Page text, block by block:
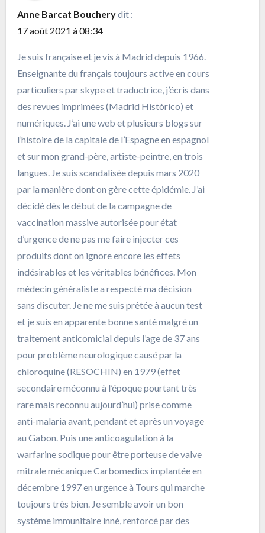
Anne Barcat Boucherydit :
17 août 2021 à 08:34
Je suis française et je vis à Madrid depuis 1966.
Enseignante du français toujours active en cours
particuliers par skype et traductrice, j’écris dans
des revues imprimées (Madrid Histórico) et
numériques. J’ai une web et plusieurs blogs sur
l’histoire de la capitale de l’Espagne en espagnol
et sur mon grand-père, artiste-peintre, en trois
langues. Je suis scandalisée depuis mars 2020
par la manière dont on gère cette épidémie. J’ai
décidé dès le début de la campagne de
vaccination massive autorisée pour état
d’urgence de ne pas me faire injecter ces
produits dont on ignore encore les effets
indésirables et les véritables bénéfices. Mon
médecin généraliste a respecté ma décision
sans discuter. Je ne me suis prêtée à aucun test
et je suis en apparente bonne santé malgré un
traitement anticomicial depuis l’age de 37 ans
pour problème neurologique causé par la
chloroquine (RESOCHIN) en 1979 (effet
secondaire méconnu à l’époque pourtant très
rare mais reconnu aujourd’hui) prise comme
anti-malaria avant, pendant et après un voyage
au Gabon. Puis une anticoagulation à la
warfarine sodique pour être porteuse de valve
mitrale mécanique Carbomedics implantée en
décembre 1997 en urgence à Tours qui marche
toujours très bien. Je semble avoir un bon
système immunitaire inné, renforcé par des